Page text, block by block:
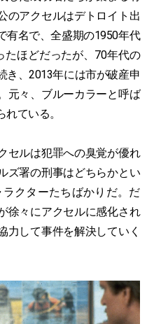
のアクセルはデトロイト出
有名で、全盛期の1950年代
たほどだったが、70年代の
き、2013年には市が破産申
元々、ブルーカラーと呼ば
ている。
セルは犯罪への臭覚が優れ
ズ署の刑事はどちらかとい
クターたちばかりだ。だ
徐々にアクセルに感化され
力して事件を解決していく